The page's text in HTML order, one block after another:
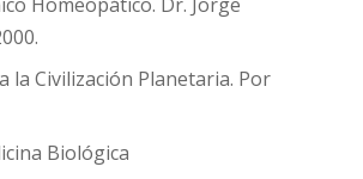
la Civilización Planetaria. Por
Biológica